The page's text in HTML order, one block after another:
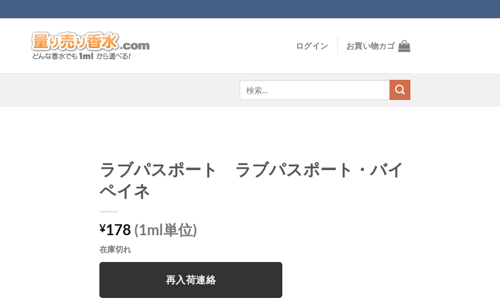
ログイン お買い物カゴ
ラブパスポート ラブパスポート・バイ
ペイネ
¥178 (1ml単位)
在庫切れ
再入荷連絡